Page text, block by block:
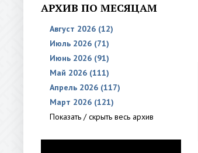
АРХИВ ПО МЕСЯЦАМ
Август 2026 (12)
Июль 2026 (71)
Июнь 2026 (91)
Май 2026 (111)
Апрель 2026 (117)
Март 2026 (121)
Показать / скрыть весь архив